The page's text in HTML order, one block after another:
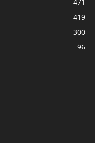
471
419
300
96